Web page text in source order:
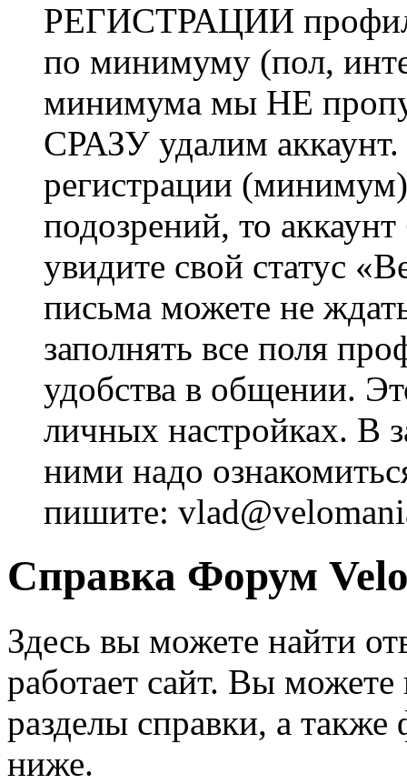
РЕГИСТРАЦИИ профиль
по минимуму (пол,
минимума мы НЕ
СРАЗУ удалим
регистрации
подозрений, то
увидите свой статус
письма можете не
заполнять все поля
удобства в общении.
личных настройках. В
ними надо
пишите:
Справка Форум
Здесь вы можете найти
работает сайт. Вы можете
разделы справки, а
ниже.